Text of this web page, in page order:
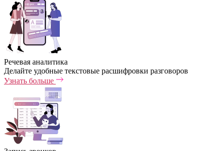
Речевая аналитика
Делайте удобные текстовые расшифровки разговоров
Узнать больше